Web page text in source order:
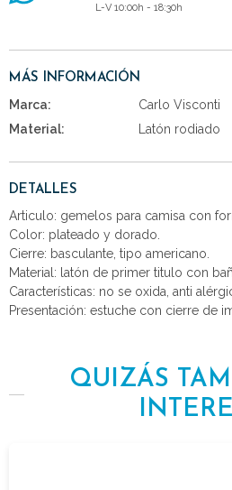
L-V 10:00h - 18:30h
MÁS INFORMACIÓN
Marca:
Carlo Visconti
Material:
Latón rodiado
DETALLES
Articulo: gemelos para camisa con
Color: plateado y dorado.
Cierre: basculante, tipo americano.
Material: latón de primer titulo con
Características: no se oxida, anti
Presentación: estuche con cierre de
QUIZÁS